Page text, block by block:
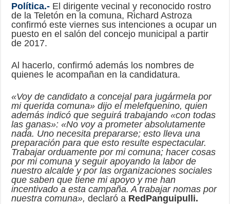
Política.- El dirigente vecinal y reconocido rostro
de la Teletón en la comuna, Richard Astroza
confirmó este viernes sus intenciones a ocupar un
puesto en el salón del concejo municipal a partir
de 2017.
Al hacerlo, confirmó además los nombres de
quienes le acompañan en la candidatura.
«Voy de candidato a concejal para jugármela por
mi querida comuna» dijo el melefquenino, quien
además indicó que seguirá trabajando «con todas
las ganas»: «No voy a prometer absolutamente
nada. Uno necesita prepararse; esto lleva una
preparación para que esto resulte espectacular.
Trabajar orduamente por mi comuna; hacer cosas
por mi comuna y seguir apoyando la labor de
nuestro alcalde y por las organizaciones sociales
que saben que tiene mi apoyo y me han
incentivado a esta campaña. A trabajar nomas por
nuestra comuna»,declaró a RedPanguipulli.